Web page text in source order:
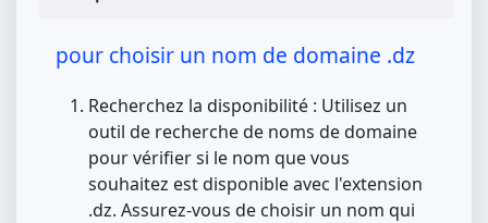
pour choisir un nom de domaine .dz
Recherchez la disponibilité : Utilisez un
outil de recherche de noms de domaine
pour vérifier si le nom que vous
souhaitez est disponible avec l'extension
.dz. Assurez-vous de choisir un nom qui